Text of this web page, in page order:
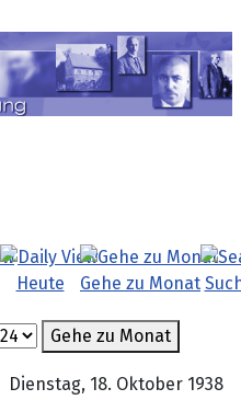
Heute Gehe zu Monat
Gehe zu Monat
Dienstag, 18. Oktober 1938